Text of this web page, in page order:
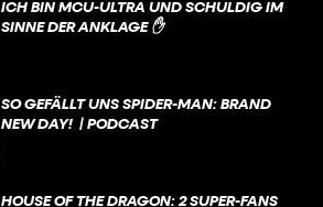
ICH BIN MCU-ULTRA UND SCHULDIG IM
SINNE DER ANKLAGE ✋
SO GEFÄLLT UNS SPIDER-MAN: BRAND
NEW DAY! | PODCAST
HOUSE OF THE DRAGON: 2 SUPER-FANS